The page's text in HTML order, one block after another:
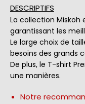
DESCRIPTIFS
La collection
garantissant les
Le large choix de
besoins des grands
De plus, le T-shirt
une manières.
Notre